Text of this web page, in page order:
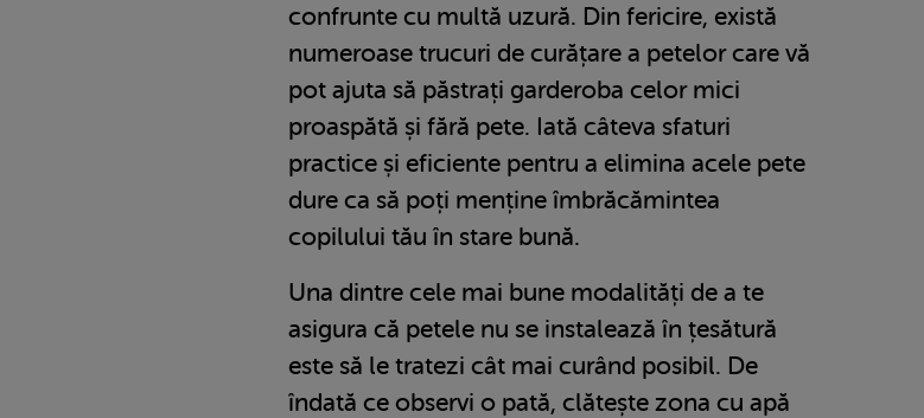
confrunte cu multă uzură. Din fericire, există
numeroase trucuri de curățare a petelor care vă
pot ajuta să păstrați garderoba celor mici
proaspătă și fără pete. Iată câteva sfaturi
practice și eficiente pentru a elimina acele pete
dure ca să poți menține îmbrăcămintea
copilului tău în stare bună.
Una dintre cele mai bune modalități de a te
asigura că petele nu se instalează în țesătură
este să le tratezi cât mai curând posibil. De
îndată ce observi o pată, clătește zona cu apă